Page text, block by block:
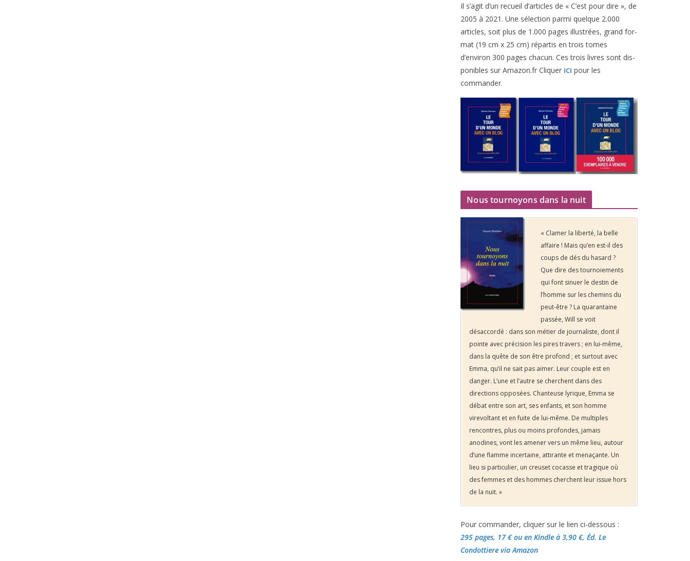
Il s’agit d’un recueil d’ar­ticles de « C’est pour dire », de
2005 à 2021 . Une sélec­tion par­mi quelque 2.000
articles, soit plus de 1 .000 pages illus­trées, grand for­
mat (19 cm x 25 cm) répar­tis en trois tomes
d’environ 300 pages cha­cun. Ces trois livres sont dis­
po­nibles sur Amazon​.fr Cliquer ICI pour les
commander.
Nous tournoyons dans la nuit
« Clamer la liberté, la belle
affaire ! Mais qu’en est-il des
coups de dés du hasard ?
Que dire des tournoiements
qui font sinuer le destin de
l’homme sur les chemins du
peut-être ? La quarantaine
passée, Will se voit
désaccordé : dans son métier de journaliste, dont il
pointe avec précision les pires travers ; en lui-même,
dans la quête de son être profond ; et surtout avec
Emma, qu’il ne sait pas aimer. Leur couple est en
danger. L’une et l’autre se cherchent dans des
directions opposées. Chanteuse lyrique, Emma se
débat entre son art, ses enfants, et son homme
virevoltant et en fuite de lui-même. De multiples
rencontres, plus ou moins profondes, jamais
anodines, vont les amener vers un même lieu, autour
d’une flamme incertaine, attirante et menaçante. Un
lieu si particulier, un creuset cocasse et tragique où
des femmes et des hommes cherchent leur issue hors
de la nuit. »
Pour commander, cliquer sur le lien ci-dessous :
295 pages, 17 €ou en Kindle à 3,90 €, Éd. Le
Condottiere via Amazon